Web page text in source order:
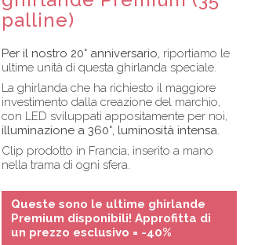
palline)
Per il nostro 20° anniversario, riportiamo le
ultime unità di questa ghirlanda speciale.
La ghirlanda che ha richiesto il maggiore
investimento dalla creazione del marchio,
con LED sviluppati appositamente per noi,
illuminazione a 360°, luminosità intensa.
Clip prodotto in Francia, inserito a mano
nella trama di ogni sfera.
Queste sono le ultime ghirlande
Premium disponibili! Approfitta di
un prezzo esclusivo = -40%